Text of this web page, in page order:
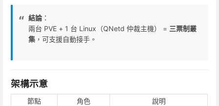
結論 ：
兩台 PVE + 1 台 Linux（QNetd 仲裁主機） = 三票制叢
集 ，可支援自動接手。
架構示意
節點 角色
說明